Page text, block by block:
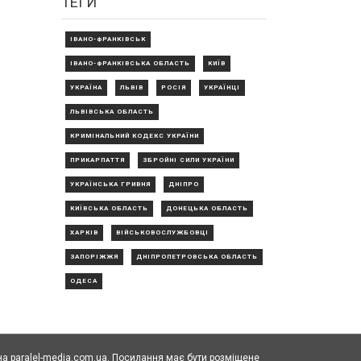
ІВАНО-ФРАНКІВСЬК
ІВАНО-ФРАНКІВСЬКА ОБЛАСТЬ КИЇВ
УКРАЇНА ЛЬВІВ РОСІЯ УКРАЇНЦІ
ЛЬВІВСЬКА ОБЛАСТЬ
КРИМІНАЛЬНИЙ КОДЕКС УКРАЇНИ
ПРИКАРПАТТЯ ЗБРОЙНІ СИЛИ УКРАЇНИ
УКРАЇНСЬКА ГРИВНЯ ДНІПРО
КИЇВСЬКА ОБЛАСТЬ ДОНЕЦЬКА ОБЛАСТЬ
ХАРКІВ ВІЙСЬКОВОСЛУЖБОВЦІ
ЗАПОРІЖЖЯ ДНІПРОПЕТРОВСЬКА ОБЛАСТЬ
ОДЕСА
paralel-media.com.ua. Посилання має бути розміщене